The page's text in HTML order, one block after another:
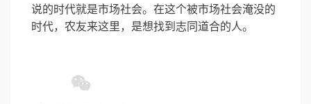
说的时代就是市场社会。在这个被市场社会淹没的
时代，农友来这里，是想找到志同道合的人。